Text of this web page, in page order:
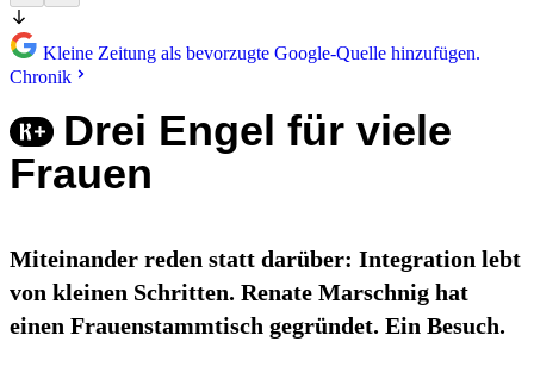
Kleine Zeitung als bevorzugte Google-Quelle hinzufügen.
Chronik
Drei Engel für viele
Frauen
Miteinander reden statt darüber: Integration lebt
von kleinen Schritten. Renate Marschnig hat
einen Frauenstammtisch gegründet. Ein Besuch.